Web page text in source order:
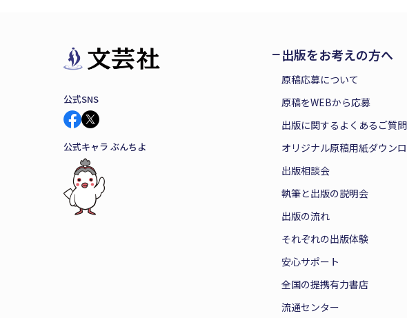
公式SNS
公式キャラ ぶんちよ
出版をお考えの方へ
原稿応募について
原稿をWEBから応募
出版に関するよくあるご質問
オリジナル原稿用紙ダウン
出版相談会
執筆と出版の説明会
出版の流れ
それぞれの出版体験
安心サポート
全国の提携有力書店
流通センター